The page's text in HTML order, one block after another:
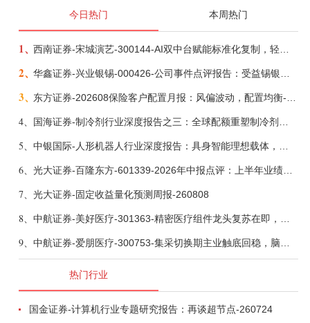
今日热门 本周热门
1、
2、
3、
4、
5、
6、 光大证券-百隆东方-601339-2026年中报点评：上半年业绩表现高增，国内外产能均有亮眼表现-260807
7、 光大证券-固定收益量化预测周报-260808
8、
9、
热门行业
国金证券-计算机行业专题研究报告：再谈超节点-260724